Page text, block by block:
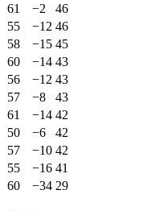
61 −2
46
55 −12 46
58 −15 45
60 −14 43
56 −12 43
57 −8
43
61 −14 42
50 −6
42
57 −10 42
55 −16 41
60 −34 29